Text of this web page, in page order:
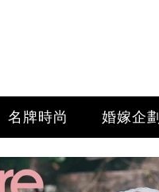
名牌時尚 婚嫁企劃